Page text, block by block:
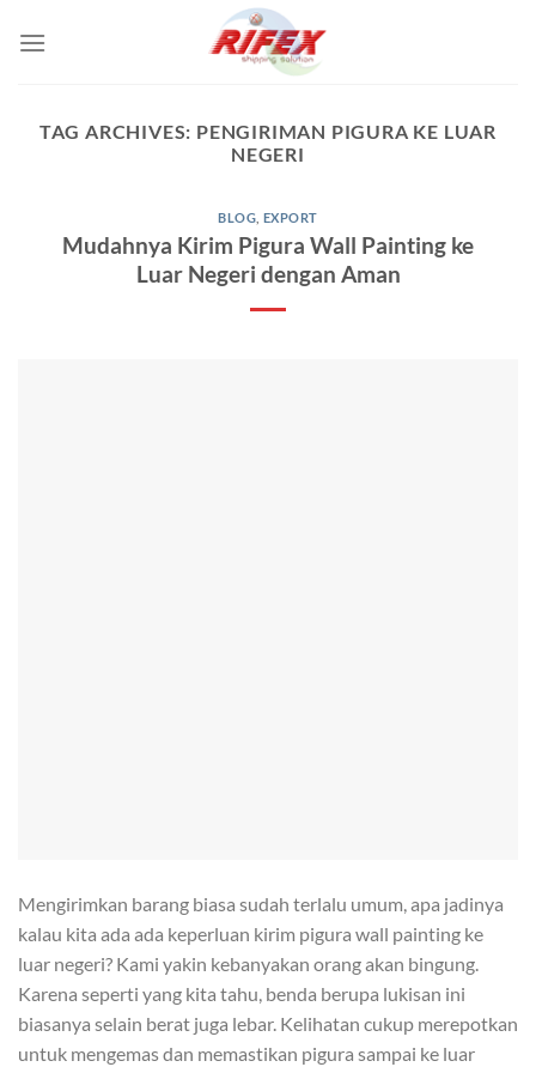
TAG ARCHIVES: PENGIRIMAN PIGURA KE LUAR
NEGERI
BLOG EXPORT
Mudahnya Kirim Pigura Wall Painting ke
Luar Negeri dengan Aman
Mengirimkan barang biasa sudah terlalu umum, apa jadinya
kalau kita ada ada keperluan kirim pigura wall painting ke
luar negeri? Kami yakin kebanyakan orang akan bingung.
Karena seperti yang kita tahu, benda berupa lukisan ini
biasanya selain berat juga lebar. Kelihatan cukup merepotkan
untuk mengemas dan memastikan pigura sampai ke luar